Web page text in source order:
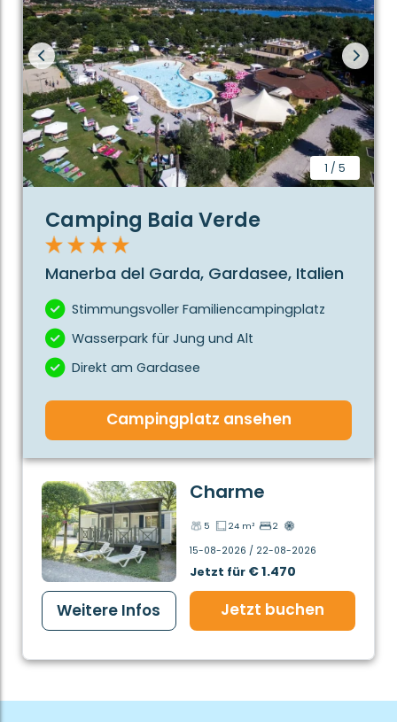
1 / 5
Camping Baia Verde
Manerba del Garda, Gardasee, Italien
Stimmungsvoller Familiencampingplatz
Wasserpark für Jung und Alt
Direkt am Gardasee
Campingplatz ansehen
Charme
5 24 m² 2
15-08-2026 / 22-08-2026
Jetzt für € 1.470
Weitere Infos Jetzt buchen